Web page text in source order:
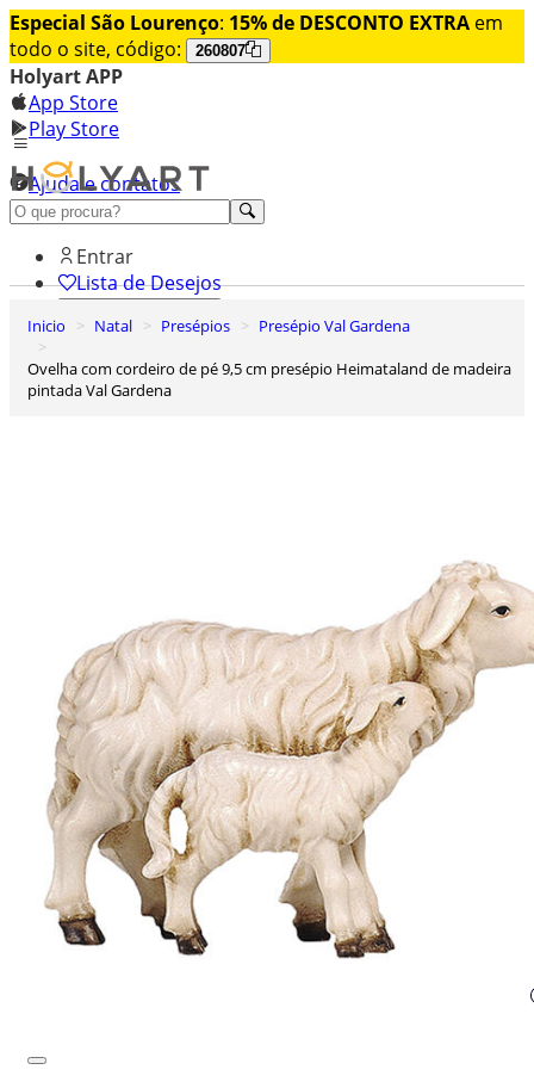
Especial São Lourenço: 15% de DESCONTO EXTRA em
todo o site, código:
260807
Holyart APP
App Store
Play Store
Ajuda e contatos
Conheça premium
Entrar
Lista de Desejos
Inicio Natal Presépios
Presépio Val Gardena
Ovelha com cordeiro de pé 9,5 cm presépio Heimataland de madeira
pintada Val Gardena